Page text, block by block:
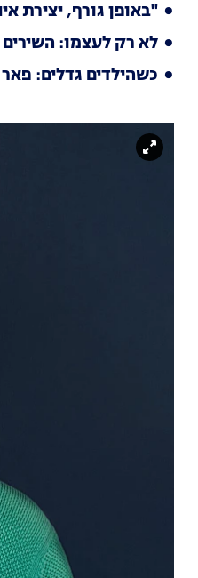
"באופן גורף, יצירת
לא רק לעצמו: השירים
כשהילדים גדלים: